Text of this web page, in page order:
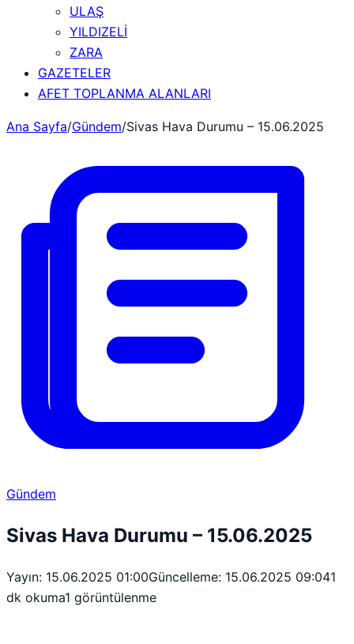
ULAŞ
YILDIZELİ
ZARA
GAZETELER
AFET TOPLANMA ALANLARI
Ana Sayfa/Gündem/Sivas Hava Durumu – 15.06.2025
Gündem
Sivas Hava Durumu – 15.06.2025
Yayın: 15.06.2025 01:00Güncelleme: 15.06.2025 09:041
dk okuma1 görüntülenme